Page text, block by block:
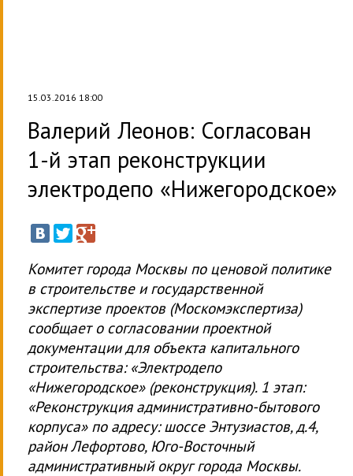
15.03.2016 18:00
Валерий Леонов: Согласован
1-й этап реконструкции
электродепо «Нижегородское»
Комитет города Москвы по ценовой политике
в строительстве и государственной
экспертизе проектов (Москомэкспертиза)
сообщает о согласовании проектной
документации для объекта капитального
строительства: «Электродепо
«Нижегородское» (реконструкция). 1 этап:
«Реконструкция административно-бытового
корпуса» по адресу: шоссе Энтузиастов, д.4,
район Лефортово, Юго-Восточный
административный округ города Москвы.